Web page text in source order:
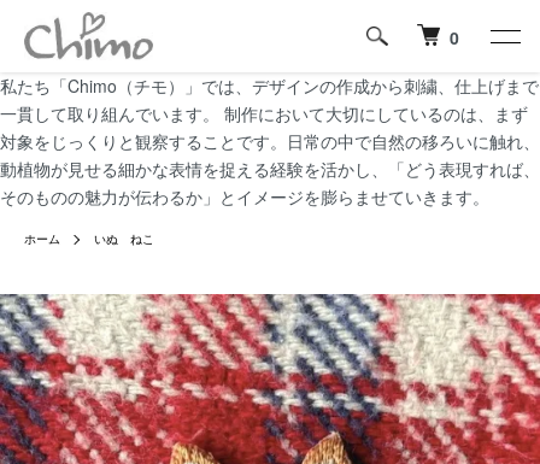
私たち「Chimo（チモ）」では、デザインの作成から刺繍、仕上げまで
一貫して取り組んでいます。 制作において大切にしているのは、まず
対象をじっくりと観察することです。日常の中で自然の移ろいに触れ、
動植物が見せる細かな表情を捉える経験を活かし、「どう表現すれば、
そのものの魅力が伝わるか」とイメージを膨らませていきます。
0
ホーム いぬ ねこ